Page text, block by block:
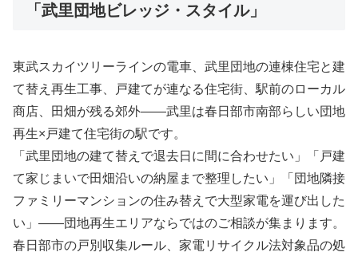
「武里団地ビレッジ・スタイル」
東武スカイツリーラインの電車、武里団地の連棟住宅と建
て替え再生工事、戸建てが連なる住宅街、駅前のローカル
商店、田畑が残る郊外――武里は春日部市南部らしい団地
再生×戸建て住宅街の駅です。
「武里団地の建て替えで退去日に間に合わせたい」「戸建
て家じまいで田畑沿いの納屋まで整理したい」「団地隣接
ファミリーマンションの住み替えで大型家電を運び出した
い」――団地再生エリアならではのご相談が集まります。
春日部市の戸別収集ルール、家電リサイクル法対象品の処